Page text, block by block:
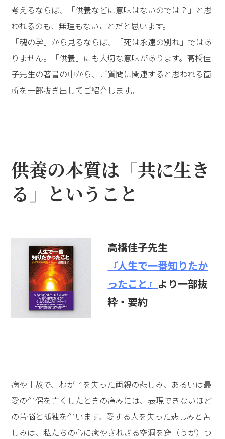
考えるならば、「供養などに意味はないのでは？」と思
われるのも、無理もないことだと思います。
「魂の学」から見るならば、「死は永遠の別れ」ではあ
りません。「供養」にも大切な意味があります。高橋佳
子先生の著書の中から、ご質問に関連すると思われる箇
所を一部抜き出してご紹介します。
供養の本質は「共に生き
る」ということ
高橋佳子先生
『人生で一番知りたか
ったこと』 より一部抜
粋・要約
病や事故で、わが子を失った両親の悲しみ、あるいは最
愛の伴侶を亡くしたときの痛みには、表現できないほど
の苦悩と孤独を伴います。愛する人を失った悲しみと苦
しみは、私たちの心に癒やされざる空洞を穿（うが）つ